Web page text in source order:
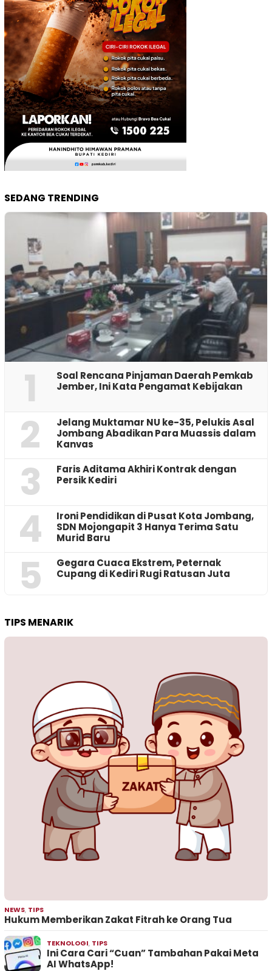
SEDANG TRENDING
1
‎Soal Rencana Pinjaman Daerah Pemkab
Jember, Ini Kata Pengamat Kebijakan ‎
2
Jelang Muktamar NU ke-35, Pelukis Asal
Jombang Abadikan Para Muassis dalam
Kanvas
3
Faris Aditama Akhiri Kontrak dengan
Persik Kediri
4
Ironi Pendidikan di Pusat Kota Jombang,
SDN Mojongapit 3 Hanya Terima Satu
Murid Baru
5
‎Gegara Cuaca Ekstrem, Peternak
Cupang di Kediri Rugi Ratusan Juta
TIPS MENARIK
NEWS, TIPS
Hukum Memberikan Zakat Fitrah ke Orang Tua
TEKNOLOGI, TIPS
Ini Cara Cari “Cuan” Tambahan Pakai Meta
AI WhatsApp!